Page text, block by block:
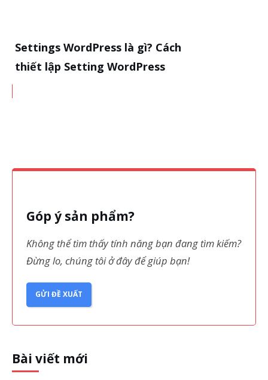
Settings WordPress là gì? Cách
thiết lập Setting WordPress
Góp ý sản phẩm?
Không thể tìm thấy tính năng bạn đang tìm kiếm?
Đừng lo, chúng tôi ở đây để giúp bạn!
GỬI ĐỀ XUẤT
Bài viết mới